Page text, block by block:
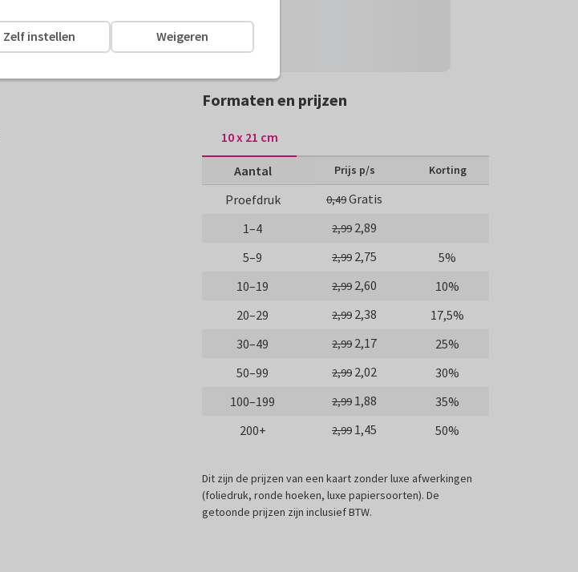
Formaten en prijzen
10 x 21 cm
Aantal Prijs p/s Korting
Proefdruk 0,49Gratis
1–4
2,99 2,89
5–9
2,99 2,75
5%
10–19
2,99 2,60
10%
20–29
2,99 2,38
17,5%
30–49
2,99 2,17
25%
50–99
2,99 2,02
30%
100–199
2,99 1,88
35%
200+
2,99 1,45 50%
Dit zijn de prijzen van een kaart zonder luxe afwerkingen
(foliedruk, ronde hoeken, luxe papiersoorten). De
getoonde prijzen zijn inclusief BTW.
Weigeren
Zelf instellen